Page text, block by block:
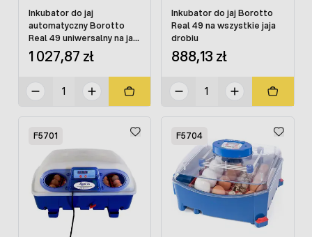
Inkubator do jaj
automatyczny Borotto
Real 49 uniwersalny na jaja
drobiu
1 027,87 zł
Inkubator do jaj Borotto
Real 49 na wszystkie jaja
drobiu
888,13 zł
F5701 F5704